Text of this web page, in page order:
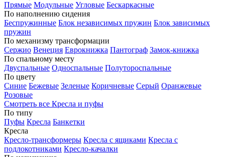
Прямые Модульные Угловые Бескаркасные
По наполнению сидения
Беспружинные Блок независимых пружин Блок зависимых
пружин
По механизму трансформации
Сержио Венеция Еврокнижка Пантограф Замок-книжка
По спальному месту
Двуспальные Односпальные Полутороспальные
По цвету
Синие Бежевые Зеленые Коричневые Серый Оранжевые
Розовые
Смотреть все Кресла и пуфы
По типу
Пуфы Кресла Банкетки
Кресла
Кресло-трансформеры Кресла с ящиками Кресла с
подлокотниками Кресло-качалки